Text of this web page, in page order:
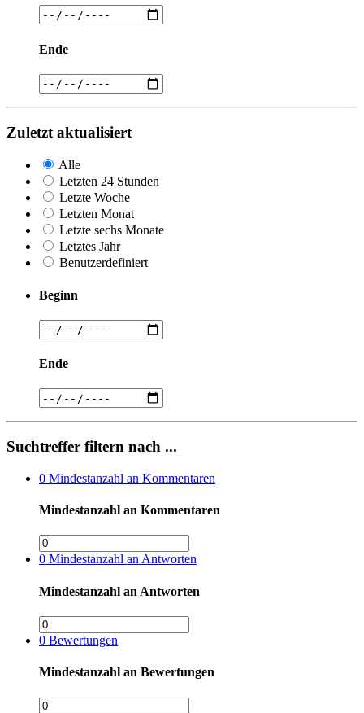
Ende
Zuletzt aktualisiert
Alle
Letzten 24 Stunden
Letzte Woche
Letzten Monat
Letzte sechs Monate
Letztes Jahr
Benutzerdefiniert
Beginn
Ende
Suchtreffer filtern nach ...
0 Mindestanzahl an Kommentaren
Mindestanzahl an Kommentaren
0 Mindestanzahl an Antworten
Mindestanzahl an Antworten
0 Bewertungen
Mindestanzahl an Bewertungen